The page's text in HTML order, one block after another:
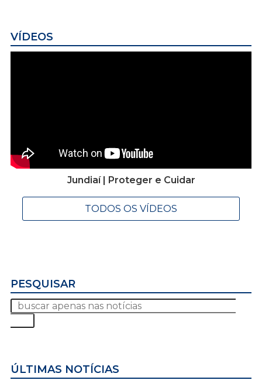
VÍDEOS
Jundiaí | Proteger e Cuidar
TODOS OS VÍDEOS
PESQUISAR
ÚLTIMAS NOTÍCIAS